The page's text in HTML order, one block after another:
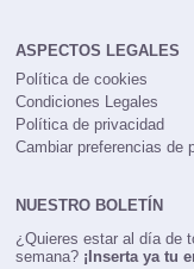
ASPECTOS LEGALES
Política de cookies
Condiciones Legales
Política de privacidad
Cambiar preferencias de
NUESTRO BOLETÍN
¿Quieres estar al día de
semana? ¡Inserta ya tu